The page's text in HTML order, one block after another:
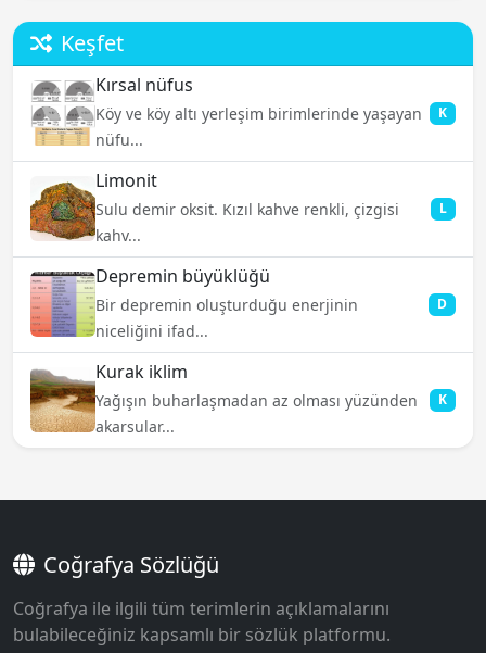
Keşfet
Kırsal nüfus
Köy ve köy altı yerleşim birimlerinde yaşayan
nüfu...
K
Limonit
Sulu demir oksit. Kızıl kahve renkli, çizgisi
kahv...
L
Depremin büyüklüğü
Bir depremin oluşturduğu enerjinin
niceliğini ifad...
D
Kurak iklim
Yağışın buharlaşmadan az olması yüzünden
akarsular...
K
Coğrafya Sözlüğü
Coğrafya ile ilgili tüm terimlerin açıklamalarını
bulabileceğiniz kapsamlı bir sözlük platformu.